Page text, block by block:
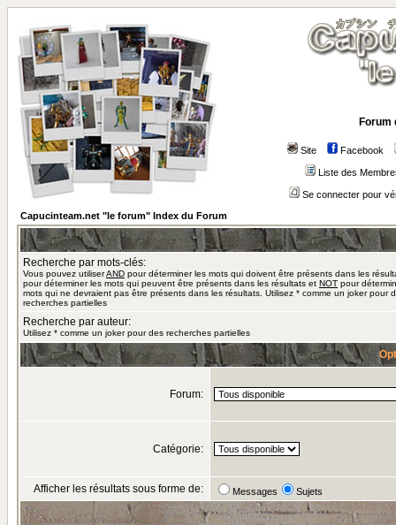
Forum
Site Facebook
Liste des
Se connecter pour
Capucinteam.net "le forum" Index du Forum
Recherche par mots-clés:
Vous pouvez utiliserAND pour déterminer les mots qui doivent être présents dans les
pour déterminer les mots qui peuvent être présents dans les résultats et NOT pour
mots qui ne devraient pas être présents dans les résultats. Utilisez * comme un joker pour
recherches partielles
Recherche par auteur:
Utilisez * comme un joker pour des recherches partielles
Forum:
Catégorie:
Afficher les résultats sous forme de: Messages Sujets